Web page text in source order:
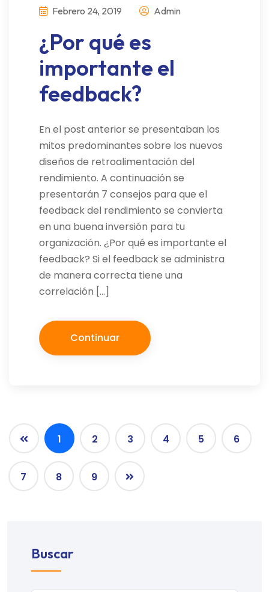
Febrero 24, 2019 Admin
¿Por qué es
importante el
feedback?
En el post anterior se presentaban los
mitos predominantes sobre los nuevos
diseños de retroalimentación del
rendimiento. A continuación se
presentarán 7 consejos para que el
feedback del rendimiento se convierta
en una buena inversión para tu
organización. ¿Por qué es importante el
feedback? Si el feedback se administra
de manera correcta tiene una
correlación […]
Continuar
1 2 3 4 5 6
7 8 9
Buscar